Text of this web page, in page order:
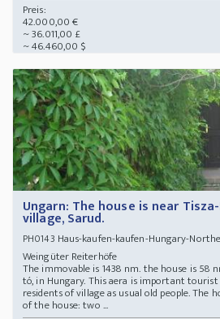
Preis:
42.000,00 €
~ 36.011,00 £
~ 46.460,00 $
Ungarn: The house is near
village, Sarud.
PH0143 Haus-kaufen-kaufen-Hungary-
Weingüter Reiterhöfe
The immovable is 1438 nm. the house is 58
tó, in Hungary. This aera is important
residents of village as usual old people. The
of the house: two ...